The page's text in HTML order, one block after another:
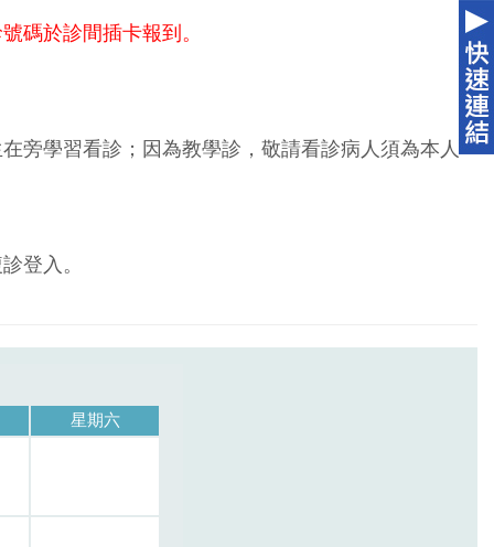
碼於診間插卡報到。
旁學習看診；因為教學診，敬請看診病人須為本人
登入。